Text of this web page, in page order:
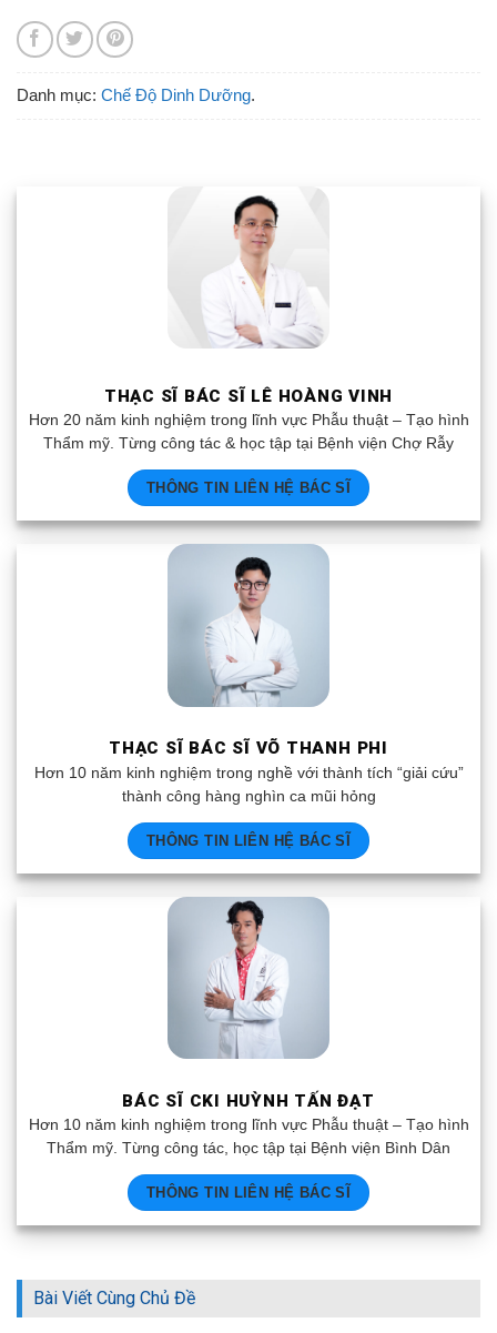
Danh mục: Chế Độ Dinh Dưỡng.
THẠC SĨ BÁC SĨ LÊ HOÀNG VINH
Hơn 20 năm kinh nghiệm trong lĩnh vực Phẫu thuật – Tạo hình
Thẩm mỹ. Từng công tác & học tập tại Bệnh viện Chợ Rẫy
THÔNG TIN LIÊN HỆ BÁC SĨ
THẠC SĨ BÁC SĨ VÕ THANH PHI
Hơn 10 năm kinh nghiệm trong nghề với thành tích “giải cứu”
thành công hàng nghìn ca mũi hỏng
THÔNG TIN LIÊN HỆ BÁC SĨ
BÁC SĨ CKI HUỲNH TẤN ĐẠT
Hơn 10 năm kinh nghiệm trong lĩnh vực Phẫu thuật – Tạo hình
Thẩm mỹ. Từng công tác, học tập tại Bệnh viện Bình Dân
THÔNG TIN LIÊN HỆ BÁC SĨ
Bài Viết Cùng Chủ Đề